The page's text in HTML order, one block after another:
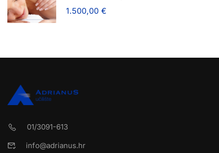
1.500,00 €
01/3091-613
info@adrianus.hr